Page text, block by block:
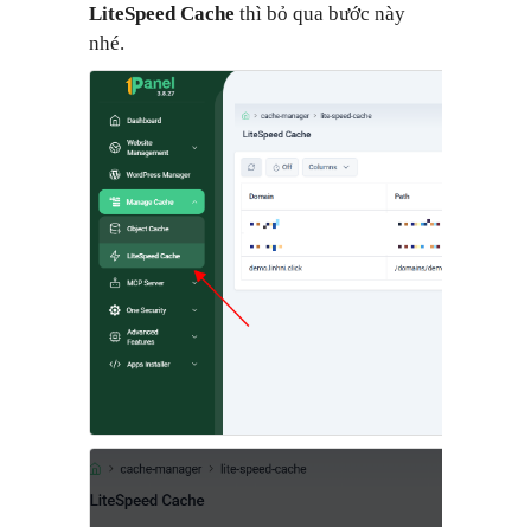
LiteSpeed Cache thì bỏ qua bước này
nhé.